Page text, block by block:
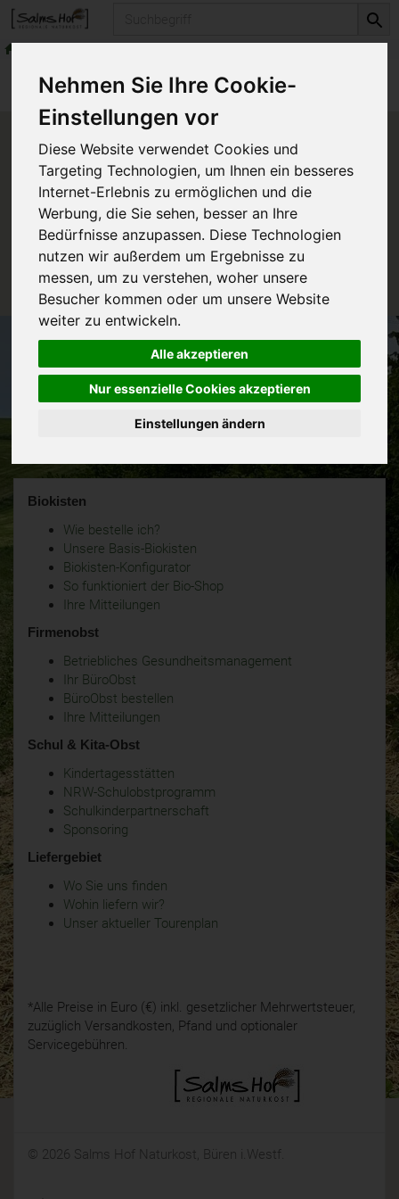
Nehmen Sie Ihre Cookie-
Einstellungen vor
Diese Website verwendet Cookies und
Targeting Technologien, um Ihnen ein besseres
Internet-Erlebnis zu ermöglichen und die
Werbung, die Sie sehen, besser an Ihre
Bedürfnisse anzupassen. Diese Technologien
nutzen wir außerdem um Ergebnisse zu
messen, um zu verstehen, woher unsere
Besucher kommen oder um unsere Website
weiter zu entwickeln.
Alle akzeptieren
Nur essenzielle Cookies akzeptieren
Einstellungen ändern
Produkte
Naturkosmetika
Dr. Hauschka Kosmetik
Produkt "Rosen Tagescreme
Probierpackung 5 ml" nicht
verfügbar.
Das von Ihnen gesuchte Produkt ist leider zur Zeit
nicht verfügbar.
Biokisten
Wie bestelle ich?
Unsere Basis-Biokisten
Biokisten-Konfigurator
So funktioniert der Bio-Shop
Ihre Mitteilungen
Firmenobst
Betriebliches Gesundheitsmanagement
Ihr BüroObst
BüroObst bestellen
Ihre Mitteilungen
Schul & Kita-Obst
Kindertagesstätten
NRW-Schulobstprogramm
Schulkinderpartnerschaft
Sponsoring
Liefergebiet
Wo Sie uns finden
Wohin liefern wir?
Unser aktueller Tourenplan
*Alle Preise in Euro (€) inkl. gesetzlicher Mehrwertsteuer,
zuzüglich Versandkosten, Pfand und optionaler
Servicegebühren.
© 2026 Salms Hof Naturkost, Büren i.Westf.